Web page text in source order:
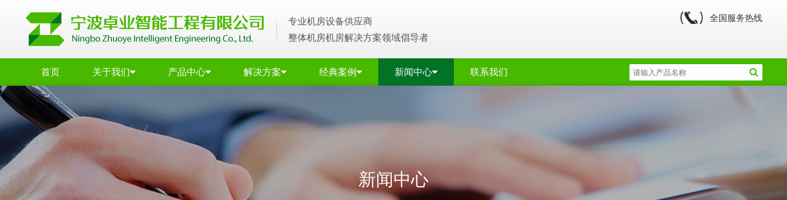
专业机房设备供应商
整体机房机房解决方案领域倡导者
全国服务热线
首页 关于我们 产品中心 解决方案 经典案例 新闻中心 联系我们
新闻中心